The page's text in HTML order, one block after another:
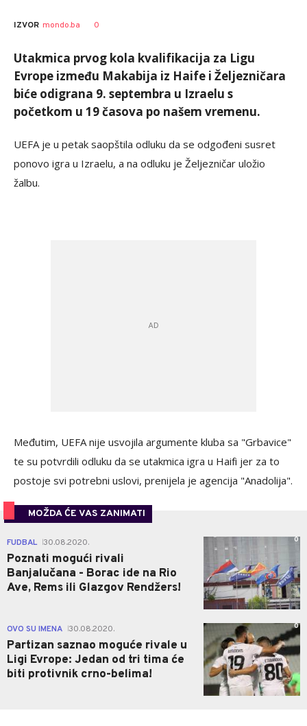
IZVOR mondo.ba 0
Utakmica prvog kola kvalifikacija za Ligu
Evrope između Makabija iz Haife i Željezničara
biće odigrana 9. septembra u Izraelu s
početkom u 19 časova po našem vremenu.
UEFA je u petak saopštila odluku da se odgođeni susret
ponovo igra u Izraelu, a na odluku je Željezničar uložio
žalbu.
Međutim, UEFA nije usvojila argumente kluba sa "Grbavice"
te su potvrdili odluku da se utakmica igra u Haifi jer za to
postoje svi potrebni uslovi, prenijela je agencija "Anadolija".
MOŽDA ĆE VAS ZANIMATI
FUDBAL 30.08.2020.
Poznati mogući rivali
Banjalučana - Borac ide na Rio
Ave, Rems ili Glazgov Rendžers!
0
OVO SU IMENA 30.08.2020.
Partizan saznao moguće rivale u
Ligi Evrope: Jedan od tri tima će
biti protivnik crno-belima!
0